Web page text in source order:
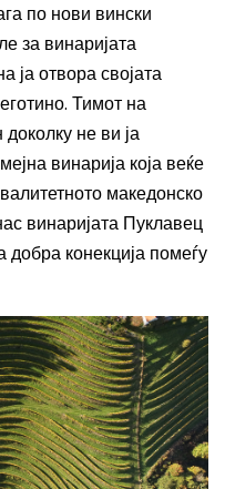
по нови вински
за винаријата
ја отвора својата
Тимот на
не ви ја
винарија која веќе
македонско
винаријата Пуклавец
конекција помеѓу